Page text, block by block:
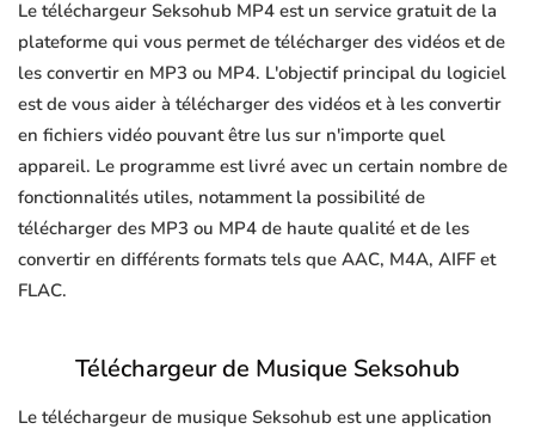
Le téléchargeur Seksohub MP4 est un service gratuit de la
plateforme qui vous permet de télécharger des vidéos et de
les convertir en MP3 ou MP4. L'objectif principal du logiciel
est de vous aider à télécharger des vidéos et à les convertir
en fichiers vidéo pouvant être lus sur n'importe quel
appareil. Le programme est livré avec un certain nombre de
fonctionnalités utiles, notamment la possibilité de
télécharger des MP3 ou MP4 de haute qualité et de les
convertir en différents formats tels que AAC, M4A, AIFF et
FLAC.
Téléchargeur de Musique Seksohub
Le téléchargeur de musique Seksohub est une application